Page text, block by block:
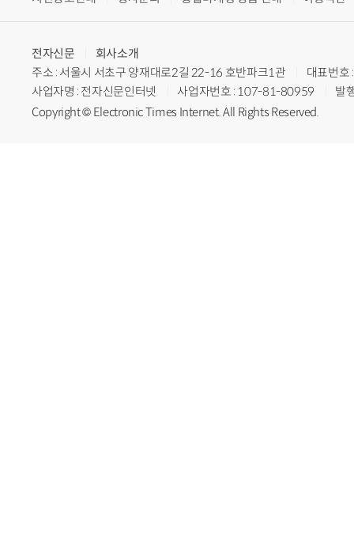
전자신문
회사소개
주소 : 서울시 서초구 양재대로2길 22-16 호반파크1관
대표번
사업자명 : 전자신문인터넷
사업자번호 : 107-81-80959
발
Copyright © Electronic Times Internet. All Rights Reserved.